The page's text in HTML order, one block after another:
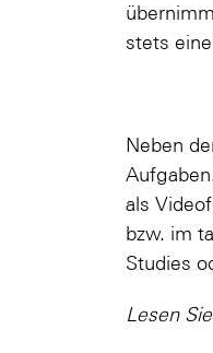
stets
Neben
als
bzw. im
Studies
Lesen